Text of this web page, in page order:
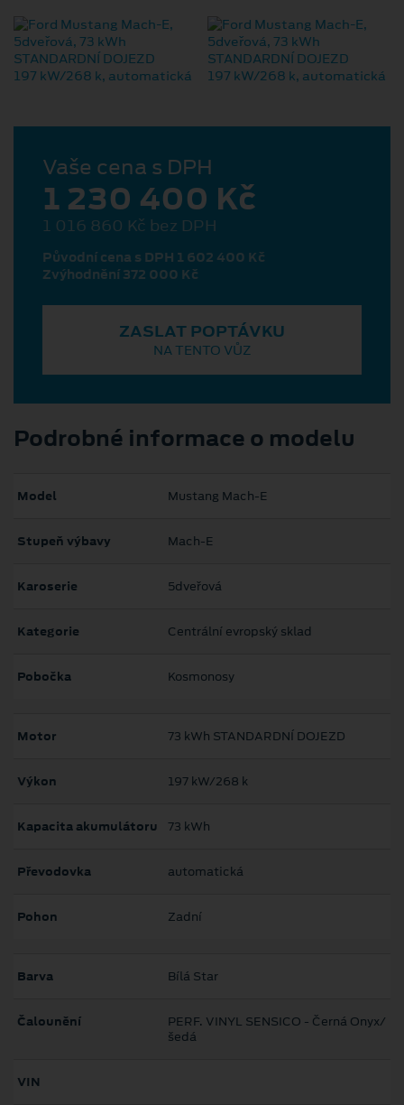
Vaše cena s DPH
1 230 400 Kč
1 016 860 Kč bez DPH
Původní cena s DPH 1 602 400 Kč
Zvýhodnění 372 000 Kč
ZASLAT POPTÁVKU
NA TENTO VŮZ
Podrobné informace o modelu
Model Mustang Mach‑E
Stupeň výbavy Mach-E
Karoserie 5dveřová
Kategorie Centrální evropský sklad
Pobočka Kosmonosy
Motor 73 kWh STANDARDNÍ DOJEZD
Výkon 197 kW/268 k
Kapacita akumulátoru 73 kWh
Převodovka automatická
Pohon Zadní
Barva Bílá Star
Čalounění
PERF. VINYL SENSICO - Černá Onyx/
šedá
VIN